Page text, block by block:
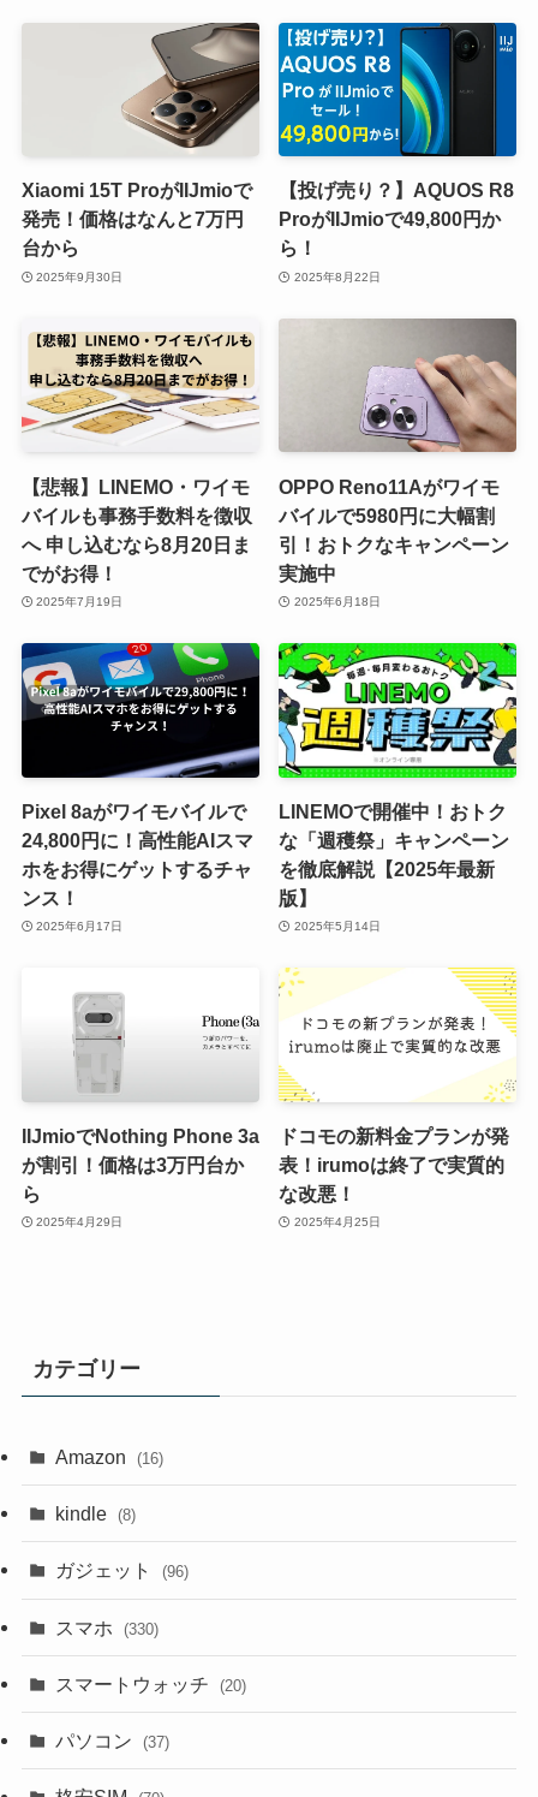
Xiaomi 15T ProがIIJmioで
発売！価格はなんと7万円
台から
2025年9月30日
【投げ売り？】AQUOS R8
ProがIIJmioで49,800円か
ら！
2025年8月22日
【悲報】LINEMO・ワイモ
バイルも事務手数料を徴収
へ 申し込むなら8月20日ま
でがお得！
2025年7月19日
OPPO Reno11Aがワイモ
バイルで5980円に大幅割
引！おトクなキャンペーン
実施中
2025年6月18日
Pixel 8aがワイモバイルで
24,800円に！高性能AIスマ
ホをお得にゲットするチャ
ンス！
2025年6月17日
LINEMOで開催中！おトク
な「週穫祭」キャンペーン
を徹底解説【2025年最新
版】
2025年5月14日
IIJmioでNothing Phone 3a
が割引！価格は3万円台か
ら
2025年4月29日
ドコモの新料金プランが発
表！irumoは終了で実質的
な改悪！
2025年4月25日
カテゴリー
Amazon (16)
kindle (8)
ガジェット (96)
スマホ (330)
スマートウォッチ (20)
パソコン (37)